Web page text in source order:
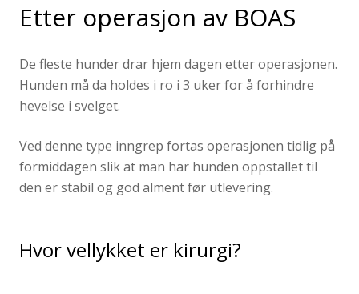
Etter operasjon av BOAS
De fleste hunder drar hjem dagen etter operasjonen.
Hunden må da holdes i ro i 3 uker for å forhindre
hevelse i svelget.
Ved denne type inngrep fortas operasjonen tidlig på
formiddagen slik at man har hunden oppstallet til
den er stabil og god alment før utlevering.
Hvor vellykket er kirurgi?